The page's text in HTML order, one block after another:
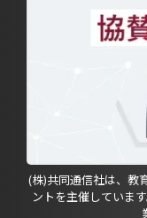
(株)共同通信社は、教
ントを主催していま